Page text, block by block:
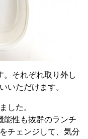
。それぞれ取り外し
いただけます。
した。
能性も抜群のランチ
チェンジして、気分